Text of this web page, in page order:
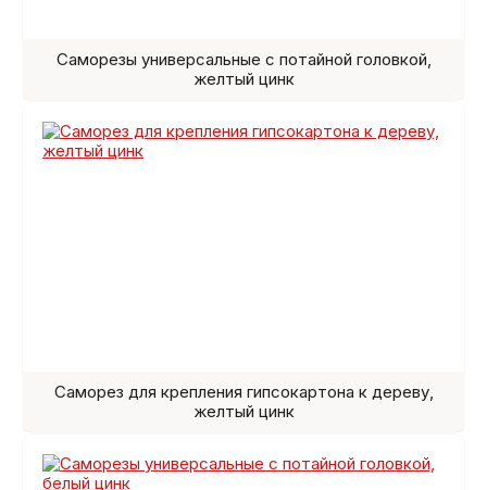
Саморезы универсальные с потайной головкой,
желтый цинк
Саморез для крепления гипсокартона к дереву,
желтый цинк